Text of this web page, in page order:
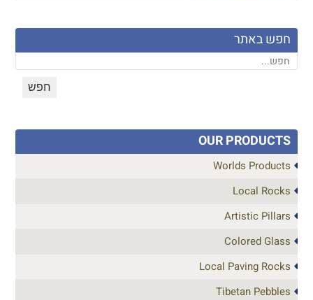
חפש באתר
OUR PRODUCTS
Worlds Products
Local Rocks
Artistic Pillars
Colored Glass
Local Paving Rocks
Tibetan Pebbles